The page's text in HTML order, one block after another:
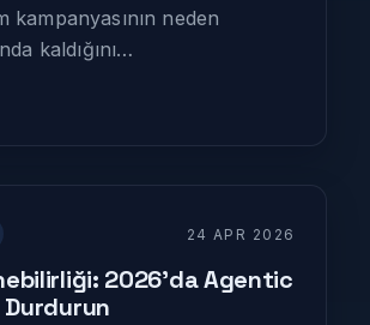
kampanyasının neden
kaldığını…
24 APR 2026
2026'da Agentic
Durdurun